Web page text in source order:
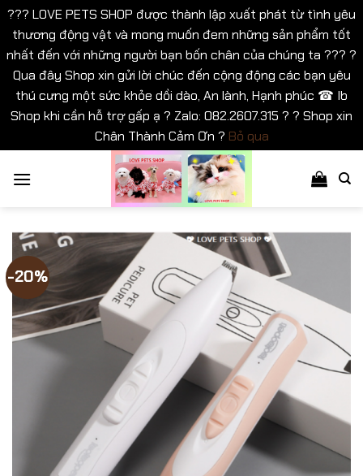
??? LOVE PETS SHOP được thành lập xuất phát từ tình yêu
thương động vật và mong muốn đem những sản phẩm tốt
nhất đến với những người bạn bốn chân của chúng ta ??? ?
Qua đây Shop xin gửi lời chúc đến cộng động các bạn yêu
thú cưng một sức khỏe dồi dào, An lành, Hạnh phúc ☎ Ib
Shop khi cần hỗ trợ gấp ạ ? Zalo: 082.2607.315 ? ? Shop xin
Chân Thành Cảm Ơn ? Bỏ qua
qua
-20%